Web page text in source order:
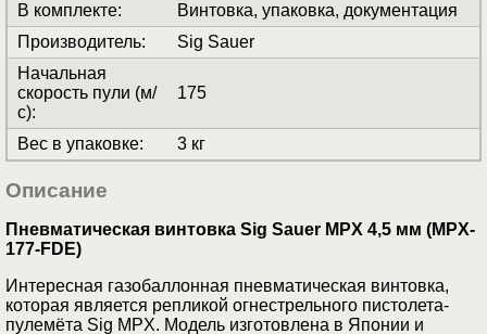
В комплекте:
Винтовка, упаковка, документация
Производитель:
Sig Sauer
Начальная
скорость пули (м/
с):
175
Вес в упаковке: 3 кг
Описание
Пневматическая винтовка Sig Sauer MPX 4,5 мм (MPX-
177-FDE)
Интересная газобаллонная пневматическая винтовка,
которая является репликой огнестрельного пистолета-
пулемёта Sig MPX. Модель изготовлена в Японии и